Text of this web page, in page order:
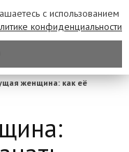
женщина: как её
с использованием
конфиденциальности